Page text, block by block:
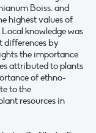
Boiss. and
highest values of
knowledge was
differences by
the importance
attributed to plants
of ethno-
to the
resources in